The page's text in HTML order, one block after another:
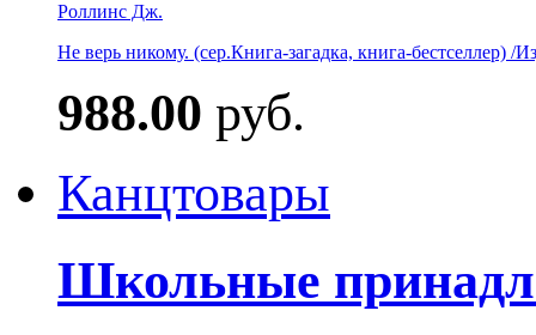
Роллинс Дж.
Не верь никому. (сер.Книга-загадка, книга-бестселлер) /
988.00 руб.
Канцтовары
Школьные